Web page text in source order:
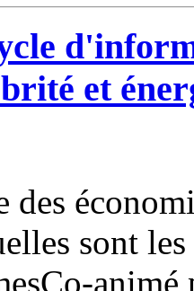
et
des
sont